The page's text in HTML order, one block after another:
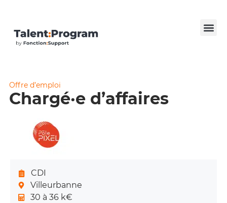
CDI
Villeurbanne
30 à 36 k€
Offre d’emploi
Chargé·e d’affaires